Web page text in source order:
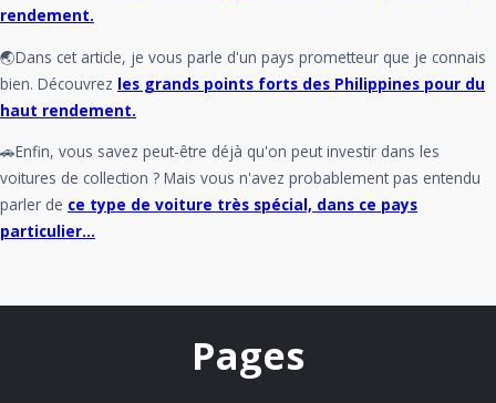
rendement.
🌏Dans cet article, je vous parle d'un pays prometteur que je connais
bien. Découvrez les grands points forts des Philippines pour du
haut rendement.
🚗Enfin, vous savez peut-être déjà qu'on peut investir dans les
voitures de collection ? Mais vous n'avez probablement pas entendu
parler de ce type de voiture très spécial, dans ce pays
particulier...
Pages